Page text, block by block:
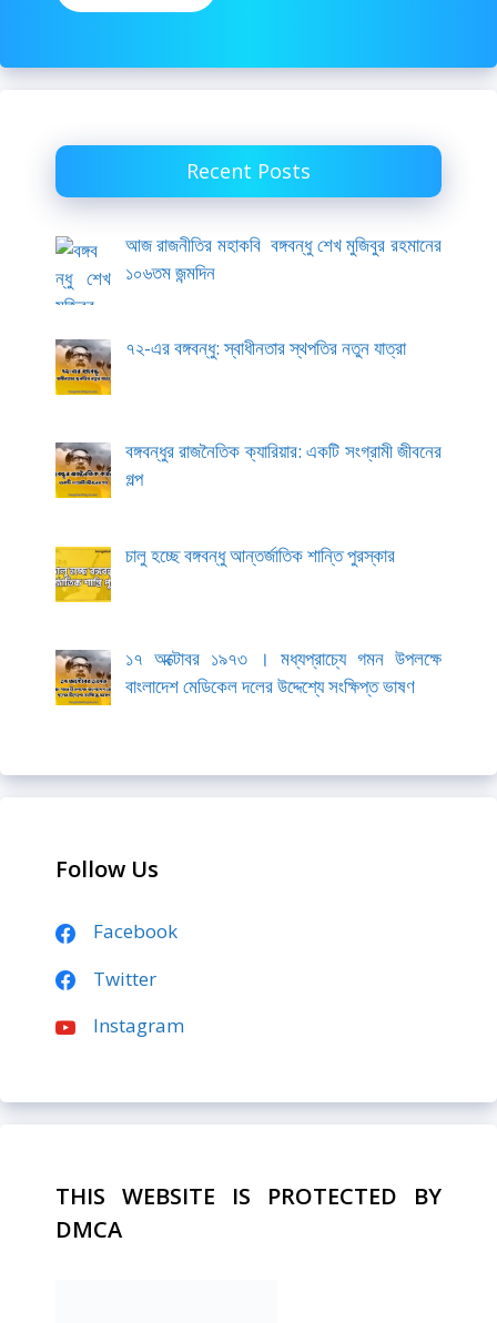
Recent Posts
আজ রাজনীতির মহাকবি বঙ্গবন্ধু শেখ মুজিবুর রহমানের
১০৬তম জন্মদিন
৭২-এর বঙ্গবন্ধু: স্বাধীনতার স্থপতির নতুন যাত্রা
বঙ্গবন্ধুর রাজনৈতিক ক্যারিয়ার: একটি সংগ্রামী জীবনের
গল্প
চালু হচ্ছে বঙ্গবন্ধু আন্তর্জাতিক শান্তি পুরস্কার
১৭ অক্টোবর ১৯৭৩ । মধ্যপ্রাচ্যে গমন উপলক্ষে
বাংলাদেশ মেডিকেল দলের উদ্দেশ্যে সংক্ষিপ্ত ভাষণ
Follow Us
Facebook
Twitter
Instagram
THIS WEBSITE IS PROTECTED BY
DMCA